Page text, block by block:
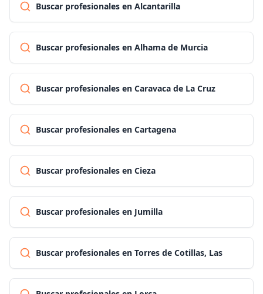
Buscar profesionales en Alcantarilla
Buscar profesionales en Alhama de Murcia
Buscar profesionales en Caravaca de La Cruz
Buscar profesionales en Cartagena
Buscar profesionales en Cieza
Buscar profesionales en Jumilla
Buscar profesionales en Torres de Cotillas, Las